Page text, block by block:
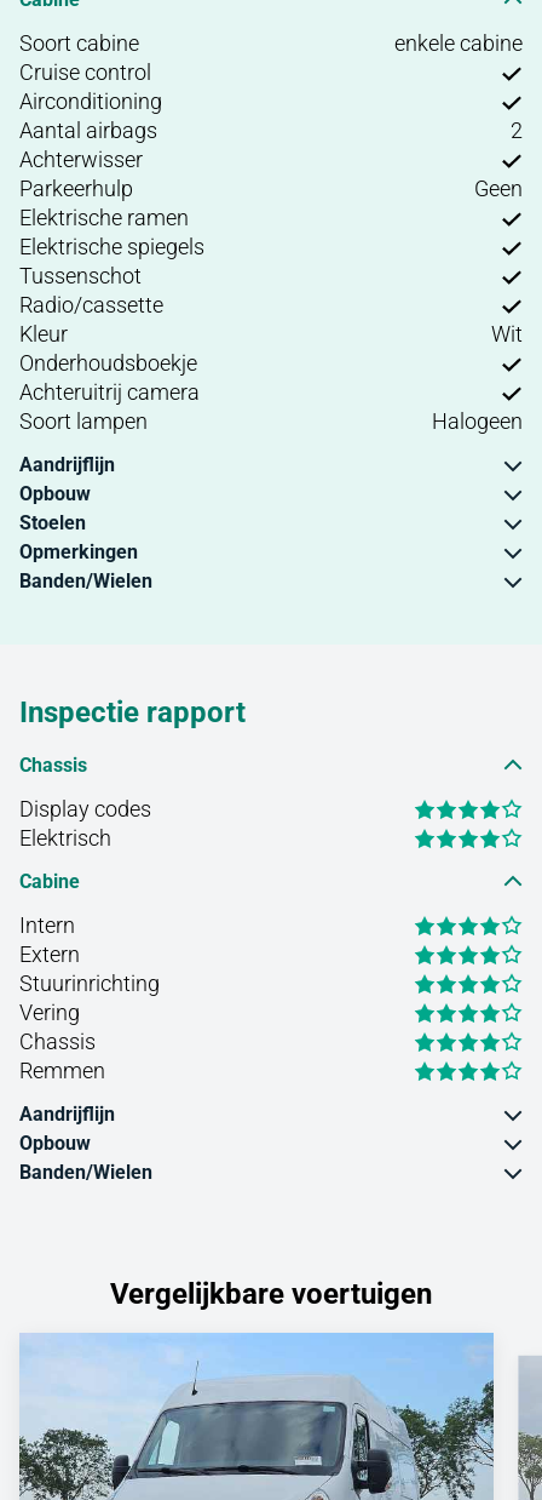
Soort cabine
enkele cabine
Cruise control
Airconditioning
Aantal airbags
2
Achterwisser
Parkeerhulp
Geen
Elektrische ramen
Elektrische spiegels
Tussenschot
Radio/cassette
Kleur
Wit
Onderhoudsboekje
Achteruitrij camera
Soort lampen
Halogeen
Aandrijflijn
Opbouw
Stoelen
Opmerkingen
Banden/Wielen
Inspectie rapport
Chassis
Display codes
Elektrisch
Cabine
Intern
Extern
Stuurinrichting
Vering
Chassis
Remmen
Aandrijflijn
Opbouw
Banden/Wielen
Vergelijkbare voertuigen